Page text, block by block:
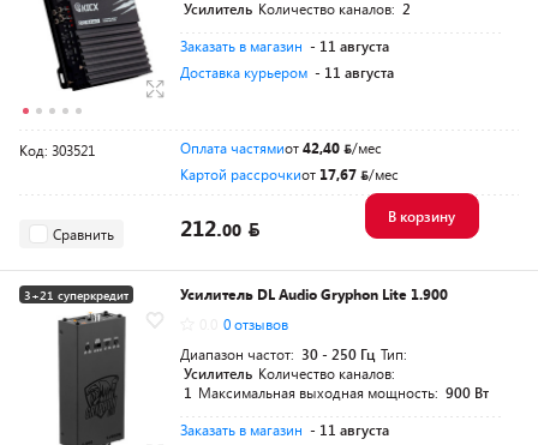
Усилитель Количество каналов: 2
Заказать в магазин - 11 августа
Доставка курьером - 11 августа
Код: 303521 Оплата частямиот42,40
/мес
Картой рассрочкиот 17,67 /мес
Сравнить 212.00
В корзину
3+21 суперкредит
Усилитель DL Audio Gryphon Lite 1.900
0 отзывов
Диапазон частот: 30 - 250 Гц Тип:
Усилитель Количество каналов:
1 Максимальная выходная мощность: 900 Вт
Заказать в магазин - 11 августа